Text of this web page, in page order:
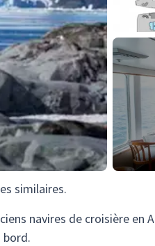
similaires.
navires de croisière en
bord.